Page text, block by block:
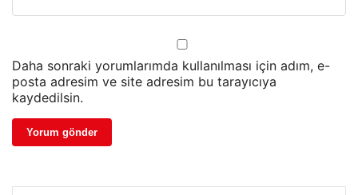
Daha sonraki yorumlarımda kullanılması için adım, e-
posta adresim ve site adresim bu tarayıcıya
kaydedilsin.